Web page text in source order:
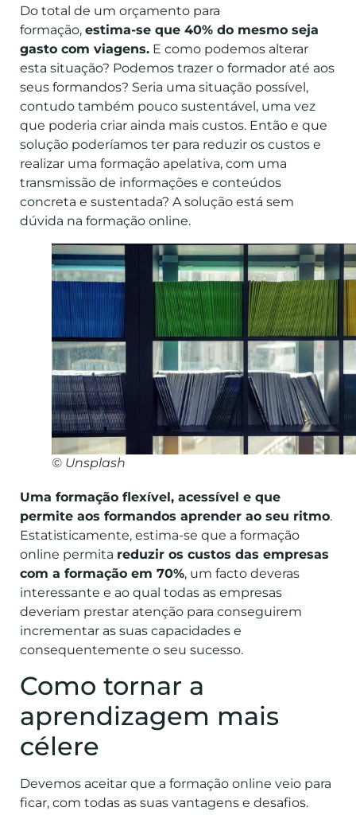
Do total de um orçamento para
formação, estima-se que 40% do mesmo seja
gasto com viagens. E como podemos alterar
esta situação? Podemos trazer o formador até aos
seus formandos? Seria uma situação possível,
contudo também pouco sustentável, uma vez
que poderia criar ainda mais custos. Então e que
solução poderíamos ter para reduzir os custos e
realizar uma formação apelativa, com uma
transmissão de informações e conteúdos
concreta e sustentada? A solução está sem
dúvida na formação online.
© Unsplash
Uma formação flexível, acessível e que
permite aos formandos aprender ao seu ritmo.
Estatisticamente, estima-se que a formação
online permita reduzir os custos das empresas
com a formação em 70%, um facto deveras
interessante e ao qual todas as empresas
deveriam prestar atenção para conseguirem
incrementar as suas capacidades e
consequentemente o seu sucesso.
Como tornar a
aprendizagem mais
célere
Devemos aceitar que a formação online veio para
ficar, com todas as suas vantagens e desafios.